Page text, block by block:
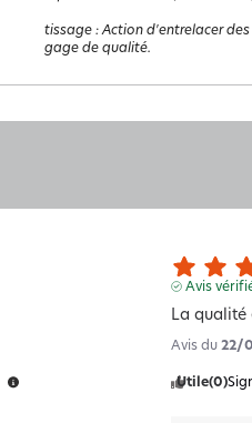
tissage :Action d'entrelacer
gage de qualité.
Avis
La qualité
Avis du22/
Utile(0)